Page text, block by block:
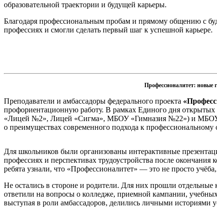
образовательной траектории и будущей карьеры.
Благодаря профессиональным пробам и прямому общению с
профессиях и смогли сделать первый шаг к успешной карьере.
Профессионалитет: новые
Преподаватели и амбассадоры федерального проекта
профориентационную работу. В рамках Единого дня
«Лицей №2», Лицей «Сигма», МБОУ «Гимназия №22») и МБОУ
о преимуществах современного подхода к профессиональному
Для школьников были организованы интерактивные
профессиях и перспективах трудоустройства после
ребята узнали, что «Профессионалитет» — это не просто
Не остались в стороне и родители. Для них прошли отдельные
ответили на вопросы о колледже, приемной кампании,
выступая в роли амбассадоров, делились личными историями